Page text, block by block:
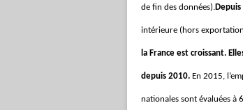
de fin des données).
intérieure (hors
la France est croissant.
depuis 2010. En 2015,
nationales sont évaluées à